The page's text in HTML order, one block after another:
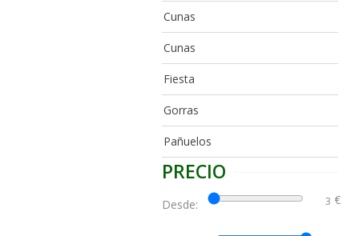
Cunas
Cunas
Fiesta
Gorras
Pañuelos
PRECIO
Desde: €